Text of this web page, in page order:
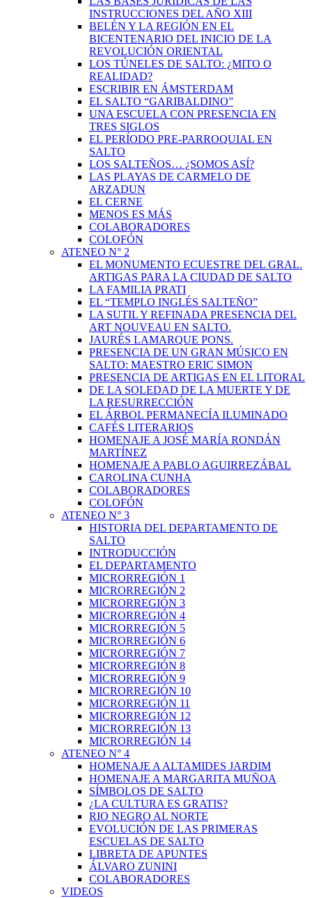
INSTRUCCIONES DEL AÑO XIII
BELÉN Y LA REGIÓN EN EL
BICENTENARIO DEL INICIO DE LA
REVOLUCIÓN ORIENTAL
LOS TÚNELES DE SALTO: ¿MITO O
REALIDAD?
ESCRIBIR EN ÁMSTERDAM
EL SALTO “GARIBALDINO”
UNA ESCUELA CON PRESENCIA EN
TRES SIGLOS
EL PERÍODO PRE-PARROQUIAL EN
SALTO
LOS SALTEÑOS… ¿SOMOS ASÍ?
LAS PLAYAS DE CARMELO DE
ARZADUN
EL CERNE
MENOS ES MÁS
COLABORADORES
COLOFÓN
ATENEO N° 2
EL MONUMENTO ECUESTRE DEL GRAL.
ARTIGAS PARA LA CIUDAD DE SALTO
LA FAMILIA PRATI
EL “TEMPLO INGLÉS SALTEÑO”
LA SUTIL Y REFINADA PRESENCIA DEL
ART NOUVEAU EN SALTO.
JAURÉS LAMARQUE PONS.
PRESENCIA DE UN GRAN MÚSICO EN
SALTO: MAESTRO ERIC SIMON
PRESENCIA DE ARTIGAS EN EL LITORAL
DE LA SOLEDAD DE LA MUERTE Y DE
LA RESURRECCIÓN
EL ÁRBOL PERMANECÍA ILUMINADO
CAFÉS LITERARIOS
HOMENAJE A JOSÉ MARÍA RONDÁN
MARTÍNEZ
HOMENAJE A PABLO AGUIRREZÁBAL
CAROLINA CUNHA
COLABORADORES
COLOFÓN
ATENEO N° 3
HISTORIA DEL DEPARTAMENTO DE
SALTO
INTRODUCCIÓN
EL DEPARTAMENTO
MICRORREGIÓN 1
MICRORREGIÓN 2
MICRORREGIÓN 3
MICRORREGIÓN 4
MICRORREGIÓN 5
MICRORREGIÓN 6
MICRORREGIÓN 7
MICRORREGIÓN 8
MICRORREGIÓN 9
MICRORREGIÓN 10
MICRORREGIÓN 11
MICRORREGIÓN 12
MICRORREGIÓN 13
MICRORREGIÓN 14
ATENEO N° 4
HOMENAJE A ALTAMIDES JARDIM
HOMENAJE A MARGARITA MUÑOA
SÍMBOLOS DE SALTO
¿LA CULTURA ES GRATIS?
RIO NEGRO AL NORTE
EVOLUCIÓN DE LAS PRIMERAS
ESCUELAS DE SALTO
LIBRETA DE APUNTES
ÁLVARO ZUNINI
COLABORADORES
VIDEOS